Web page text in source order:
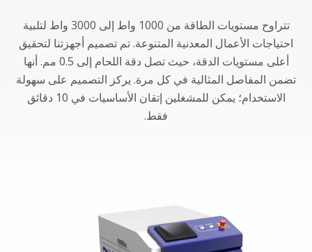
تتراوح مستويات الطاقة من 1000 واط إلى 3000 واط لتلبية
احتياجات الأعمال المعدنية المتنوعة. تم تصميم أجهزتنا لتحقيق
أعلى مستويات الدقة، حيث تصل دقة اللحام إلى 0.5 مم. أنها
تضمن المفاصل المثالية في كل مرة. يركز التصميم على سهولة
الاستخدام؛ يمكن للمشغلين إتقان الأساسيات في 10 دقائق
فقط.